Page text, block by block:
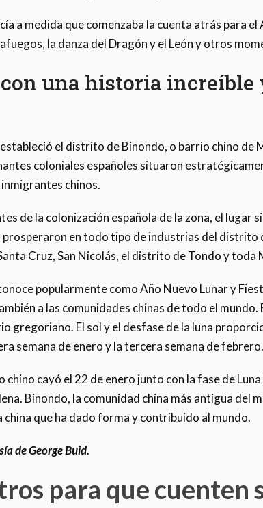
a medida que comenzaba la cuenta atrás para
la danza del Dragón y el León y otros
una historia
el distrito de Binondo, o barrio chino de
coloniales españoles situaron
chinos.
de la colonización española de la zona, el
prosperaron en todo tipo de industrias del
Cruz, San Nicolás, el distrito de Tondo y toda
popularmente como Año Nuevo Lunar y
a las comunidades chinas de todo el
gregoriano. El sol y el desfase de la luna
semana de enero y la tercera semana de febrero.
chino cayó el 22 de enero junto con la fase de
Binondo, la comunidad china más antigua
que ha dado forma y contribuido al mundo.
de George Buid.
para que cuenten